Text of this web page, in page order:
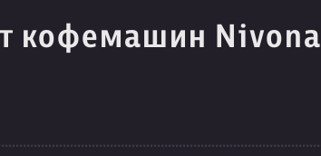
кофемашин Nivona